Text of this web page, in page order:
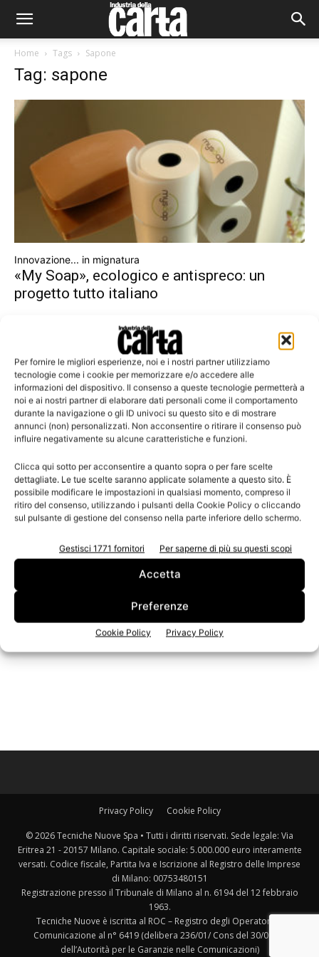
Per fornire le migliori esperienze, noi e i nostri partner utilizziamo
tecnologie come i cookie per memorizzare e/o accedere alle
informazioni del dispositivo. Il consenso a queste tecnologie permetterà a
noi e ai nostri partner di elaborare dati personali come il comportamento
durante la navigazione o gli ID univoci su questo sito e di mostrare
annunci (non) personalizzati. Non acconsentire o ritirare il consenso può
influire negativamente su alcune caratteristiche e funzioni.
Clicca qui sotto per acconsentire a quanto sopra o per fare scelte
dettagliate. Le tue scelte saranno applicate solamente a questo sito. È
possibile modificare le impostazioni in qualsiasi momento, compreso il
ritiro del consenso, utilizzando i pulsanti della Cookie Policy o cliccando
sul pulsante di gestione del consenso nella parte inferiore dello schermo.
Gestisci 1771 fornitori Per saperne di più su questi scopi
Accetta
Preferenze
Cookie Policy Privacy Policy
Home Tags Sapone
Tag: sapone
Innovazione... in mignatura
«My Soap», ecologico e antispreco: un
progetto tutto italiano
Leggi la rivista
Edicola Web
Privacy Policy Cookie Policy
© 2026 Tecniche Nuove Spa • Tutti i diritti riservati. Sede legale: Via
Eritrea 21 - 20157 Milano. Capitale sociale: 5.000.000 euro interamente
versati. Codice fiscale, Partita Iva e Iscrizione al Registro delle Imprese
di Milano: 00753480151
Registrazione presso il Tribunale di Milano al n. 6194 del 12 febbraio
1963.
Tecniche Nuove è iscritta al ROC – Registro degli Operatori di
Comunicazione al n° 6419 (delibera 236/01/ Cons del 30/06/01
dell’Autorità per le Garanzie nelle Comunicazioni)